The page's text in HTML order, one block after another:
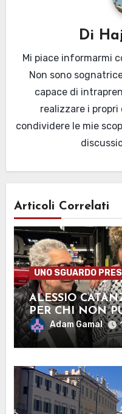
Di
Mi piace informarmi
Non sono
capace di
realizzare i
condividere le mie
Articoli Correlati
UNO SGUARDO
ALESSIO
PER CHI NON
Adam Gamal